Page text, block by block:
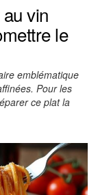
vin
le
emblématique
Pour les
ce plat la